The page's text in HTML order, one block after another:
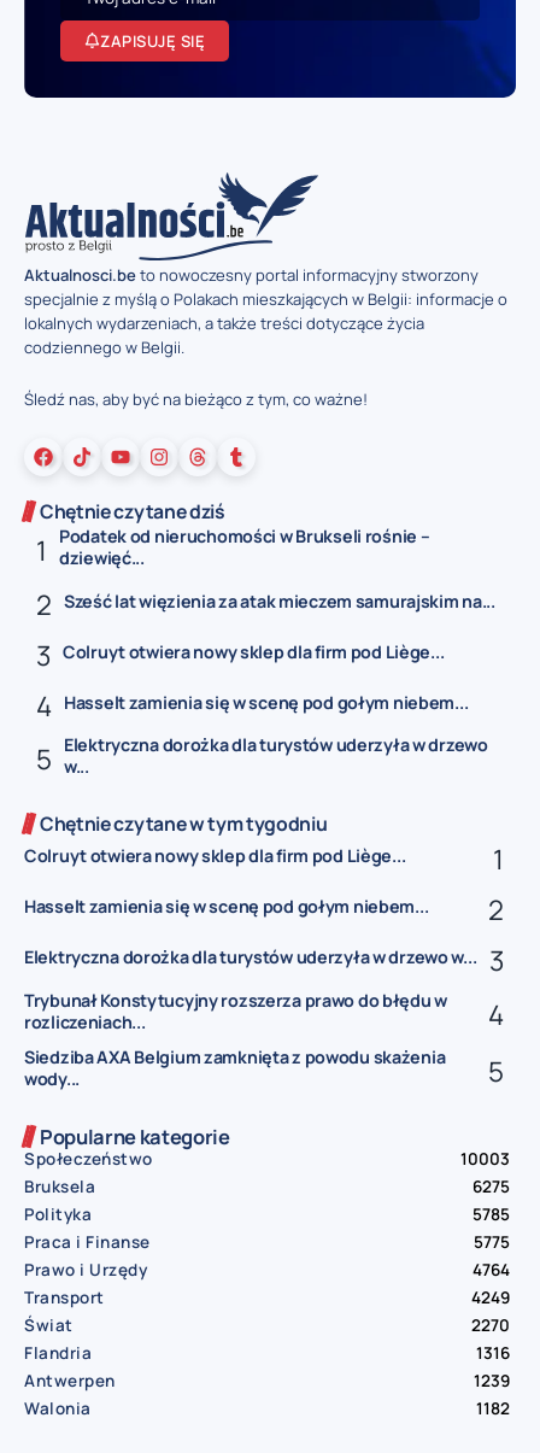
ZAPISUJĘ SIĘ
Aktualnosci.beto nowoczesny portal informacyjny stworzony
specjalnie z myślą o Polakach mieszkających w Belgii: informacje o
lokalnych wydarzeniach, a także treści dotyczące życia
codziennego w Belgii.
Śledź nas, aby być na bieżąco z tym, co ważne!
Chętnie czytane dziś
Podatek od nieruchomości w Brukseli rośnie –
dziewięć...
Sześć lat więzienia za atak mieczem samurajskim na...
Colruyt otwiera nowy sklep dla firm pod Liège...
Hasselt zamienia się w scenę pod gołym niebem...
Elektryczna dorożka dla turystów uderzyła w drzewo
w...
Chętnie czytane w tym tygodniu
Colruyt otwiera nowy sklep dla firm pod Liège...
Hasselt zamienia się w scenę pod gołym niebem...
Elektryczna dorożka dla turystów uderzyła w drzewo w...
Trybunał Konstytucyjny rozszerza prawo do błędu w
rozliczeniach...
Siedziba AXA Belgium zamknięta z powodu skażenia
wody...
Popularne kategorie
Społeczeństwo
10003
Bruksela
6275
Polityka
5785
Praca i Finanse
5775
Prawo i Urzędy
4764
Transport
4249
Świat
2270
Flandria
1316
Antwerpen
1239
Walonia
1182